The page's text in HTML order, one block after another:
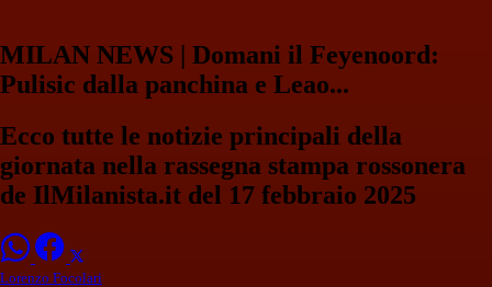
MILAN NEWS | Domani il Feyenoord:
Pulisic dalla panchina e Leao...
Ecco tutte le notizie principali della
giornata nella rassegna stampa rossonera
de IlMilanista.it del 17 febbraio 2025
Lorenzo Focolari